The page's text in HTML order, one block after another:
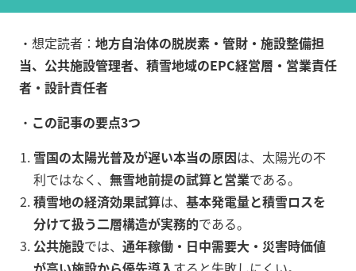
・想定読者： 地方自治体の脱炭素・管財・施設整備担
当、公共施設管理者、積雪地域のEPC経営層・営業責任
者・設計責任者
・ この記事の要点3つ
雪国の太陽光普及が遅い本当の原因は、太陽光の不
利ではなく、 無雪地前提の試算と営業である。
積雪地の経済効果試算は、 基本発電量と積雪ロスを
分けて扱う二層構造が実務的である。
公共施設では、 通年稼働・日中需要大・災害時価値